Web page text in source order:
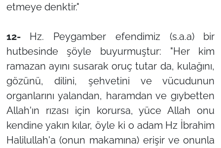
etmeye denktir."
12-Hz. Peygamber efendimiz (s.a.a) bir
hutbesinde şöyle buyurmuştur: "Her kim
ramazan ayını susarak oruç tutar da, kulağını,
gözünü, dilini, şehvetini ve vücudunun
organlarını yalandan, haramdan ve gıybetten
Allah'ın rızası için korursa, yüce Allah onu
kendine yakın kılar, öyle ki o adam Hz İbrahim
Halilullah'a (onun makamına) erişir ve onunla